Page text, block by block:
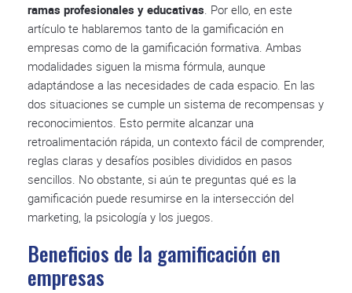
ramas profesionales y educativas . Por ello, en este
artículo te hablaremos tanto de la gamificación en
empresas como de la gamificación formativa. Ambas
modalidades siguen la misma fórmula, aunque
adaptándose a las necesidades de cada espacio. En las
dos situaciones se cumple un sistema de recompensas y
reconocimientos. Esto permite alcanzar una
retroalimentación rápida, un contexto fácil de comprender,
reglas claras y desafíos posibles divididos en pasos
sencillos. No obstante, si aún te preguntas qué es la
gamificación puede resumirse en la intersección del
marketing, la psicología y los juegos.
Beneficios de la gamificación en
empresas